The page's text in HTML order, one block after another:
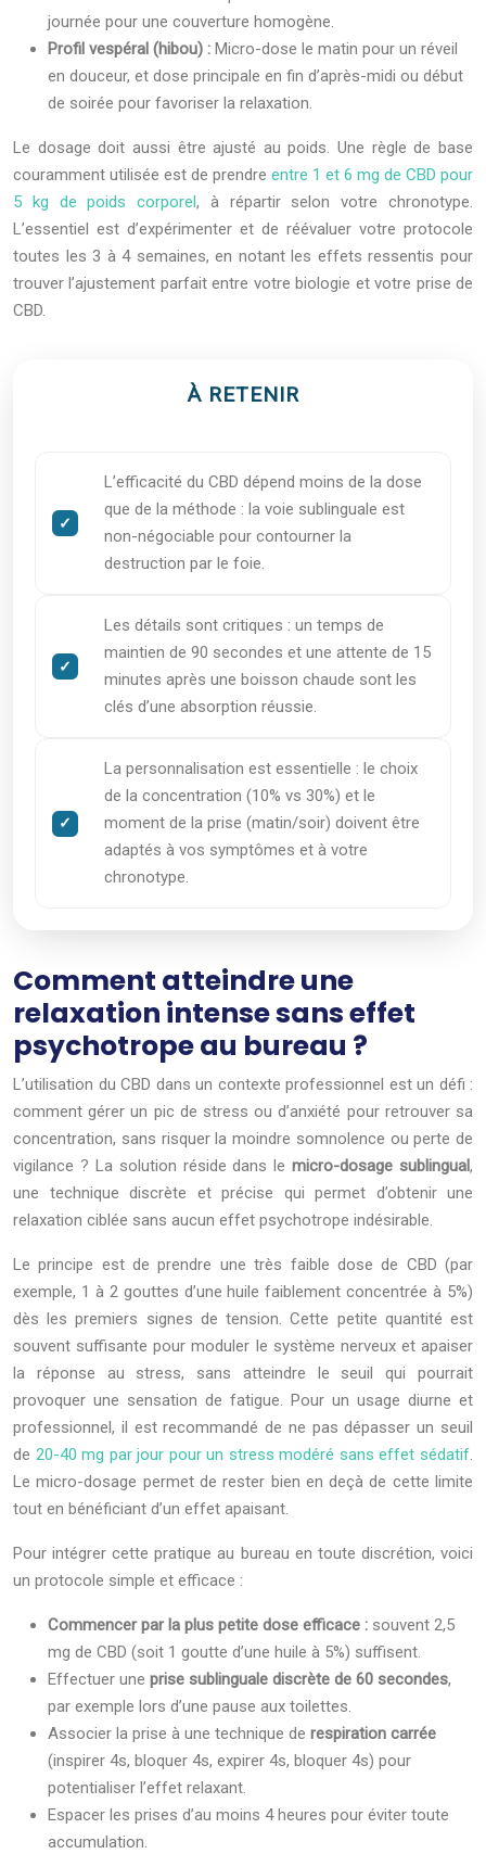
journée pour une couverture homogène.
Profil vespéral (hibou) : Micro-dose le matin pour un réveil
en douceur, et dose principale en fin d’après-midi ou début
de soirée pour favoriser la relaxation.
Le dosage doit aussi être ajusté au poids. Une règle de base
couramment utilisée est de prendre entre 1 et 6 mg de CBD pour
5 kg de poids corporel, à répartir selon votre chronotype.
L’essentiel est d’expérimenter et de réévaluer votre protocole
toutes les 3 à 4 semaines, en notant les effets ressentis pour
trouver l’ajustement parfait entre votre biologie et votre prise de
CBD.
À RETENIR
L’efficacité du CBD dépend moins de la dose
que de la méthode : la voie sublinguale est
non-négociable pour contourner la
destruction par le foie.
Les détails sont critiques : un temps de
maintien de 90 secondes et une attente de 15
minutes après une boisson chaude sont les
clés d’une absorption réussie.
La personnalisation est essentielle : le choix
de la concentration (10% vs 30%) et le
moment de la prise (matin/soir) doivent être
adaptés à vos symptômes et à votre
chronotype.
Comment atteindre une
relaxation intense sans effet
psychotrope au bureau ?
L’utilisation du CBD dans un contexte professionnel est un défi :
comment gérer un pic de stress ou d’anxiété pour retrouver sa
concentration, sans risquer la moindre somnolence ou perte de
vigilance ? La solution réside dans lemicro-dosage sublingual,
une technique discrète et précise qui permet d’obtenir une
relaxation ciblée sans aucun effet psychotrope indésirable.
Le principe est de prendre une très faible dose de CBD (par
exemple, 1 à 2 gouttes d’une huile faiblement concentrée à 5%)
dès les premiers signes de tension. Cette petite quantité est
souvent suffisante pour moduler le système nerveux et apaiser
la réponse au stress, sans atteindre le seuil qui pourrait
provoquer une sensation de fatigue. Pour un usage diurne et
professionnel, il est recommandé de ne pas dépasser un seuil
de 20-40 mg par jour pour un stress modéré sans effet sédatif.
Le micro-dosage permet de rester bien en deçà de cette limite
tout en bénéficiant d’un effet apaisant.
Pour intégrer cette pratique au bureau en toute discrétion, voici
un protocole simple et efficace :
Commencer par la plus petite dose efficace : souvent 2,5
mg de CBD (soit 1 goutte d’une huile à 5%) suffisent.
Effectuer une prise sublinguale discrète de 60 secondes,
par exemple lors d’une pause aux toilettes.
Associer la prise à une technique de respiration carrée
(inspirer 4s, bloquer 4s, expirer 4s, bloquer 4s) pour
potentialiser l’effet relaxant.
Espacer les prises d’au moins 4 heures pour éviter toute
accumulation.